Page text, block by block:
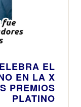
EL
EN LA X
PREMIOS
PLATINO